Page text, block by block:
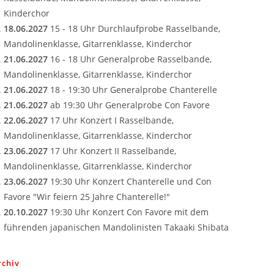
Kinderchor
18.06.2027 15 - 18 Uhr Durchlaufprobe Rasselbande,
Mandolinenklasse, Gitarrenklasse, Kinderchor
21.06.2027 16 - 18 Uhr Generalprobe Rasselbande,
Mandolinenklasse, Gitarrenklasse, Kinderchor
21.06.2027 18 - 19:30 Uhr Generalprobe Chanterelle
21.06.2027 ab 19:30 Uhr Generalprobe Con Favore
22.06.2027 17 Uhr Konzert I Rasselbande,
Mandolinenklasse, Gitarrenklasse, Kinderchor
23.06.2027 17 Uhr Konzert II Rasselbande,
Mandolinenklasse, Gitarrenklasse, Kinderchor
23.06.2027 19:30 Uhr Konzert Chanterelle und Con
Favore "Wir feiern 25 Jahre Chanterelle!"
20.10.2027 19:30 Uhr Konzert Con Favore mit dem
führenden japanischen Mandolinisten Takaaki Shibata